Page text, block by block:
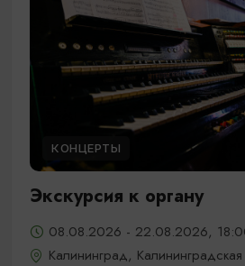
КОНЦЕРТЫ
Экскурсия к органу
08.08.2026 - 22.08.2026,
Калининград,